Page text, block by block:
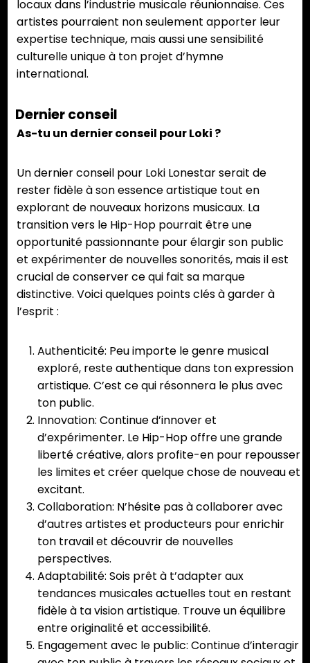
locaux dans l’industrie musicale réunionnaise. Ces
artistes pourraient non seulement apporter leur
expertise technique, mais aussi une sensibilité
culturelle unique à ton projet d’hymne
international.
Dernier conseil
As-tu un dernier conseil pour Loki ?
Un dernier conseil pour Loki Lonestar serait de
rester fidèle à son essence artistique tout en
explorant de nouveaux horizons musicaux. La
transition vers le Hip-Hop pourrait être une
opportunité passionnante pour élargir son public
et expérimenter de nouvelles sonorités, mais il est
crucial de conserver ce qui fait sa marque
distinctive. Voici quelques points clés à garder à
l’esprit :
Authenticité: Peu importe le genre musical
exploré, reste authentique dans ton expression
artistique. C’est ce qui résonnera le plus avec
ton public.
Innovation: Continue d’innover et
d’expérimenter. Le Hip-Hop offre une grande
liberté créative, alors profite-en pour repousser
les limites et créer quelque chose de nouveau et
excitant.
Collaboration: N’hésite pas à collaborer avec
d’autres artistes et producteurs pour enrichir
ton travail et découvrir de nouvelles
perspectives.
Adaptabilité: Sois prêt à t’adapter aux
tendances musicales actuelles tout en restant
fidèle à ta vision artistique. Trouve un équilibre
entre originalité et accessibilité.
Engagement avec le public: Continue d’interagir